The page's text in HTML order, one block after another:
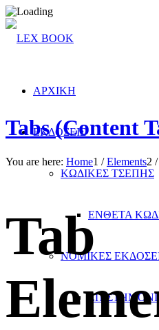
ΑΡΧΙΚΗ
ΕΚΔΟΣΕΙΣ
ΚΩΔΙΚΕΣ ΤΣΕΠΗΣ
ΕΝΘΕΤΑ
ΝΟΜΙΚΕΣ
Tabs (Content
You are here: Home1 / Elements2 /
Tab